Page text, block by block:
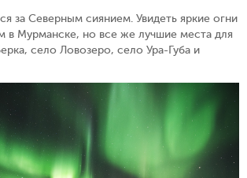
за Северным сиянием. Увидеть яркие огни
в Мурманске, но все же лучшие места для
село Ловозеро, село Ура-Губа и